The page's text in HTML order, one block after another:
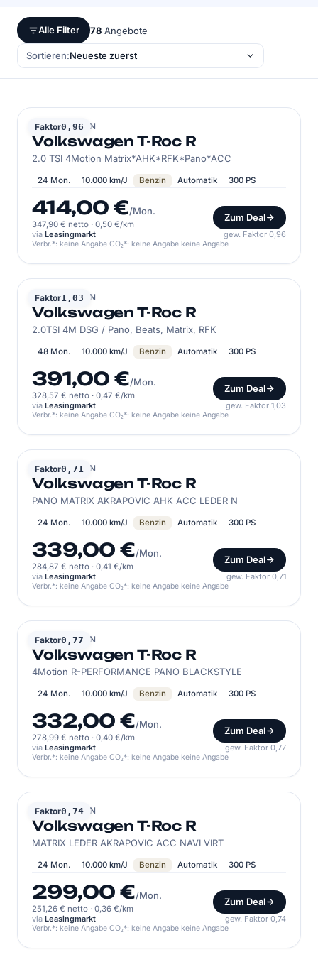
Alle Filter 78 Angebote
Sortieren:
Faktor0,96
VOLKSWAGEN
Volkswagen T-Roc R
2.0 TSI 4Motion Matrix*AHK*RFK*Pano*ACC
24 Mon. 10.000 km/J Benzin Automatik 300 PS
414,00 €/Mon.
347,90 € netto · 0,50 €/km
Zum Deal
via Leasingmarkt gew. Faktor 0,96
Verbr.*: keine Angabe CO₂*: keine Angabe keine Angabe
Faktor1,03
VOLKSWAGEN
Volkswagen T-Roc R
2.0TSI 4M DSG / Pano, Beats, Matrix, RFK
48 Mon. 10.000 km/J Benzin Automatik 300 PS
391,00 €/Mon.
328,57 € netto · 0,47 €/km
Zum Deal
via Leasingmarkt gew. Faktor 1,03
Verbr.*: keine Angabe CO₂*: keine Angabe keine Angabe
Faktor0,71
VOLKSWAGEN
Volkswagen T-Roc R
PANO MATRIX AKRAPOVIC AHK ACC LEDER N
24 Mon. 10.000 km/J Benzin Automatik 300 PS
339,00 €/Mon.
284,87 € netto · 0,41 €/km
Zum Deal
via Leasingmarkt gew. Faktor 0,71
Verbr.*: keine Angabe CO₂*: keine Angabe keine Angabe
Faktor0,77
VOLKSWAGEN
Volkswagen T-Roc R
4Motion R-PERFORMANCE PANO BLACKSTYLE
24 Mon. 10.000 km/J Benzin Automatik 300 PS
332,00 €/Mon.
278,99 € netto · 0,40 €/km
Zum Deal
via Leasingmarkt gew. Faktor 0,77
Verbr.*: keine Angabe CO₂*: keine Angabe keine Angabe
Faktor0,74
VOLKSWAGEN
Volkswagen T-Roc R
MATRIX LEDER AKRAPOVIC ACC NAVI VIRT
24 Mon. 10.000 km/J Benzin Automatik 300 PS
299,00 €/Mon.
251,26 € netto · 0,36 €/km
Zum Deal
via Leasingmarkt gew. Faktor 0,74
Verbr.*: keine Angabe CO₂*: keine Angabe keine Angabe